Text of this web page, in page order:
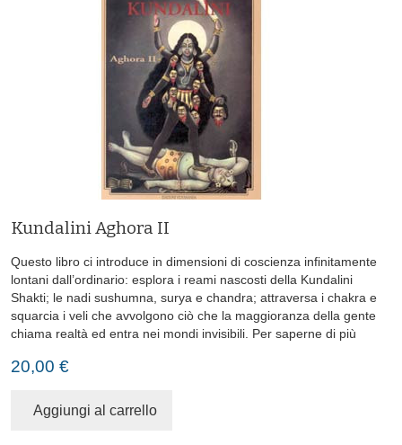
Kundalini Aghora II
Questo libro ci introduce in dimensioni di coscienza infinitamente
lontani dall’ordinario: esplora i reami nascosti della Kundalini
Shakti; le nadi sushumna, surya e chandra; attraversa i chakra e
squarcia i veli che avvolgono ciò che la maggioranza della gente
chiama realtà ed entra nei mondi invisibili. Per saperne di più
20,00 €
Aggiungi al carrello